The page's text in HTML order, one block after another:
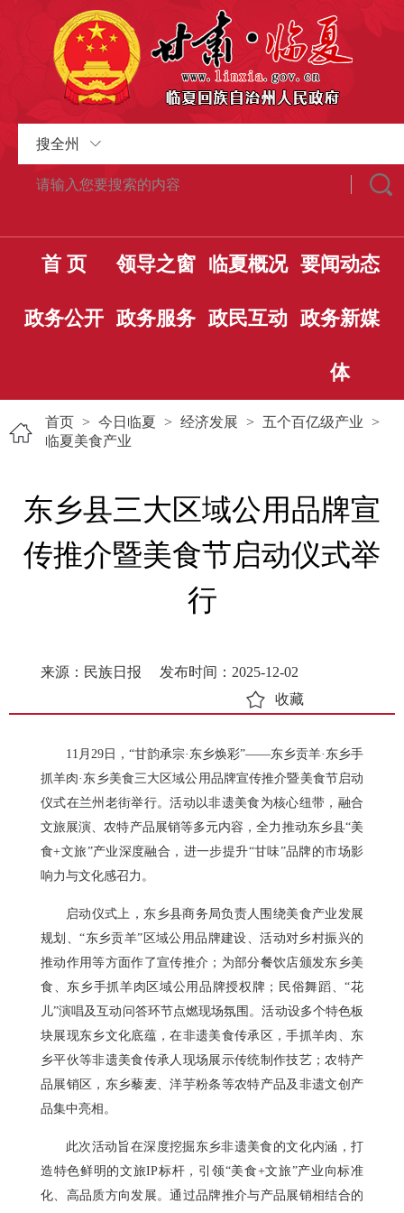
搜全州
首 页 领导之窗 临夏概况 要闻动态
政务公开 政务服务 政民互动 政务新媒
体
首页 > 今日临夏 > 经济发展 > 五个百亿级产业 >
临夏美食产业
东乡县三大区域公用品牌宣
传推介暨美食节启动仪式举
行
来源：民族日报
发布时间：2025-12-02
收藏
11月29日，“甘韵承宗·东乡焕彩”——东乡贡羊·东乡手
抓羊肉·东乡美食三大区域公用品牌宣传推介暨美食节启动
仪式在兰州老街举行。活动以非遗美食为核心纽带，融合
文旅展演、农特产品展销等多元内容，全力推动东乡县“美
食+文旅”产业深度融合，进一步提升“甘味”品牌的市场影
响力与文化感召力。
启动仪式上，东乡县商务局负责人围绕美食产业发展
规划、“东乡贡羊”区域公用品牌建设、活动对乡村振兴的
推动作用等方面作了宣传推介；为部分餐饮店颁发东乡美
食、东乡手抓羊肉区域公用品牌授权牌；民俗舞蹈、“花
儿”演唱及互动问答环节点燃现场氛围。活动设多个特色板
块展现东乡文化底蕴，在非遗美食传承区，手抓羊肉、东
乡平伙等非遗美食传承人现场展示传统制作技艺；农特产
品展销区，东乡藜麦、洋芋粉条等农特产品及非遗文创产
品集中亮相。
此次活动旨在深度挖掘东乡非遗美食的文化内涵，打
造特色鲜明的文旅IP标杆，引领“美食+文旅”产业向标准
化、高品质方向发展。通过品牌推介与产品展销相结合的